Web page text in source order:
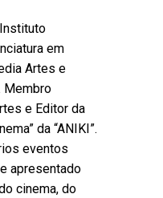
em
Artes e
Membro
e Editor da
da “ANIKI”.
eventos
apresentado
cinema, do